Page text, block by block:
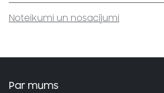
Noteikumi un nosacījumi
Par mums